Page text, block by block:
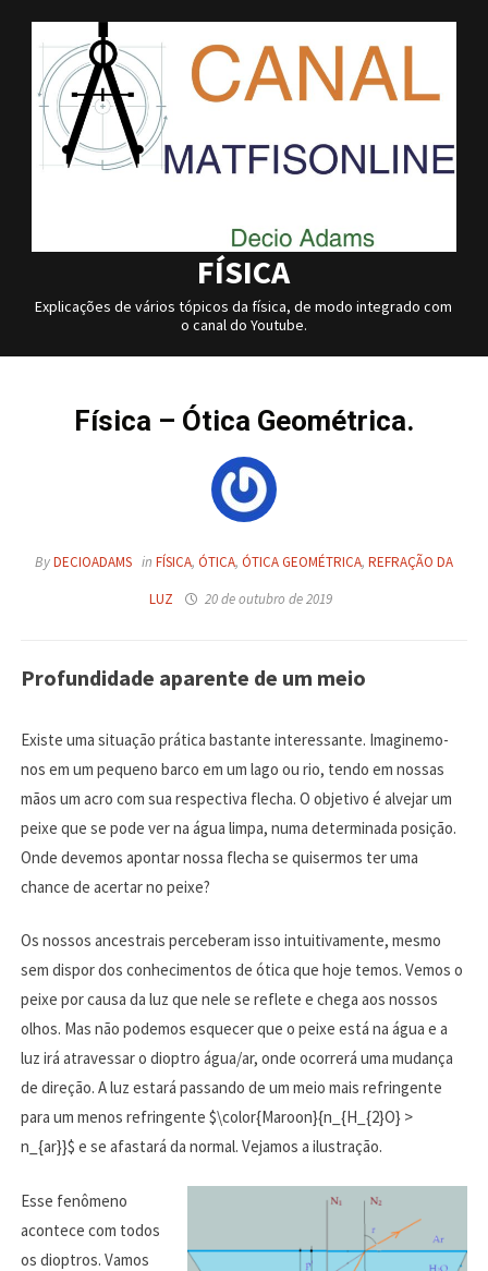
to
content
FÍSICA
Explicações de vários tópicos da física, de modo integrado com
o canal do Youtube.
Física – Ótica Geométrica.
ByDECIOADAMS in FÍSICA, ÓTICA, ÓTICA GEOMÉTRICA, REFRAÇÃO DA
LUZ
20 de outubro de 2019
Profundidade aparente de um meio
Existe uma situação prática bastante interessante. Imaginemo-
nos em um pequeno barco em um lago ou rio, tendo em nossas
mãos um acro com sua respectiva flecha. O objetivo é alvejar um
peixe que se pode ver na água limpa, numa determinada posição.
Onde devemos apontar nossa flecha se quisermos ter uma
chance de acertar no peixe?
Os nossos ancestrais perceberam isso intuitivamente, mesmo
sem dispor dos conhecimentos de ótica que hoje temos. Vemos o
peixe por causa da luz que nele se reflete e chega aos nossos
olhos. Mas não podemos esquecer que o peixe está na água e a
luz irá atravessar o dioptro água/ar, onde ocorrerá uma mudança
de direção. A luz estará passando de um meio mais refringente
para um menos refringente $\color{Maroon}{n_{H_{2}O} >
n_{ar}}$ e se afastará da normal. Vejamos a ilustração.
Esse fenômeno
acontece com todos
os dioptros. Vamos